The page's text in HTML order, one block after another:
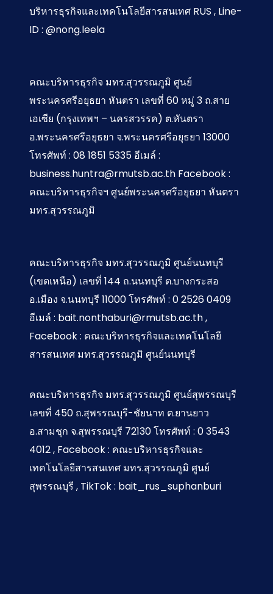
บริหารธุรกิจและเทคโนโลยีสารสนเทศ RUS , Line-
ID : @nong.leela
คณะบริหารธุรกิจ มทร.สุวรรณภูมิ ศูนย์
พระนครศรีอยุธยา หันตรา เลขที่ 60 หมู่ 3 ถ.สาย
เอเซีย (กรุงเทพฯ – นครสวรรค) ต.หันตรา
อ.พระนครศรีอยุธยา จ.พระนครศรีอยุธยา 13000
โทรศัพท์ : 08 1851 5335 อีเมล์ :
business.huntra@rmutsb.ac.th Facebook :
คณะบริหารธุรกิจฯ ศูนย์พระนครศรีอยุธยา หันตรา
มทร.สุวรรณภูมิ
คณะบริหารธุรกิจ มทร.สุวรรณภูมิ ศูนย์นนทบุรี
(เขตเหนือ) เลขที่ 144 ถ.นนทบุรี ต.บางกระสอ
อ.เมือง จ.นนทบุรี 11000 โทรศัพท์ : 0 2526 0409
อีเมล์ : bait.nonthaburi@rmutsb.ac.th ,
Facebook : คณะบริหารธุรกิจและเทคโนโลยี
สารสนเทศ มทร.สุวรรณภูมิ ศูนย์นนทบุรี
คณะบริหารธุรกิจ มทร.สุวรรณภูมิ ศูนย์สุพรรณบุรี
เลขที่ 450 ถ.สุพรรณบุรี-ชัยนาท ต.ยานยาว
อ.สามชุก จ.สุพรรณบุรี 72130 โทรศัพท์ : 0 3543
4012 , Facebook : คณะบริหารธุรกิจและ
เทคโนโลยีสารสนเทศ มทร.สุวรรณภูมิ ศูนย์
สุพรรณบุรี , TikTok : bait_rus_suphanburi